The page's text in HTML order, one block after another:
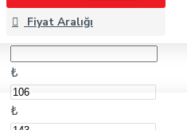
Fiyat Aralığı
₺
₺